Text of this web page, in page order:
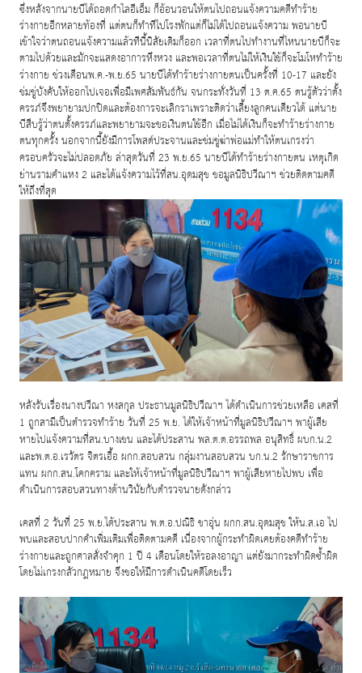
ซึ่งหลังจากนายบีได้ถอดกำไลอีเอ็ม ก็อ้อนวอนให้ตนไปถอนแจ้งความคดีทำร้าย
ร่างกายอีกหลายท้องที่ แต่ตนก็ทำทีไปโรงพักแต่ก็ไม่ได้ไปถอนแจ้งความ พอนายบี
เข้าใจว่าตนถอนแจ้งความแล้วทีนี้นิสัยเดิมก็ออก เวลาที่ตนไปทำงานที่ไหนนายบีก็จะ
ตามไปด้วยและมักจะแสดงอาการหึงหวง และพอเวลาที่ตนไม่ให้เงินใช้ก็จะโมโหทำร้าย
ร่างกาย ช่วงเดือนพ.ค.-พ.ย.65 นายบีได้ทำร้ายร่างกายตนเป็นครั้งที่ 10-17 และยัง
ข่มขู่บังคับให้ออกไปเจอเพื่อมีเพศสัมพันธ์กัน จนกระทั่งวันที่ 13 ต.ค.65 ตนรู้ตัวว่าตั้ง
ครรภ์จึงพยายามปกปิดและต้องการจะเลิกราเพราะติดว่าเลี้ยงลูกคนเดียวได้ แต่นาย
บีสืบรู้ว่าตนตั้งครรภ์และพยายามจะขอเงินตนใช้อีก เมื่อไม่ได้เงินก็จะทำร้ายร่างกาย
ตนทุกครั้ง นอกจากนี้ยังมีการโพสต์ประจานและข่มขู่ฆ่าพ่อแม่ทำให้ตนเกรงว่า
ครอบครัวจะไม่ปลอดภัย ล่าสุดวันที่ 23 พ.ย.65 นายบีได้ทำร้ายร่างกายตน เหตุเกิด
ย่านรามคำแหง2 และได้แจ้งความไว้ที่สน.อุดมสุข ขอมูลนิธิปวีณาฯ ช่วยติดตามคดี
ให้ถึงที่สุด
หลังรับเรื่องนางปวีณา หงสกุล ประธานมูลนิธิปวีณาฯ ได้ดำเนินการช่วยเหลือ เคสที่
1 ถูกสามีเป็นตำรวจทำร้าย วันที่ 25 พ.ย.ได้ให้เจ้าหน้าที่มูลนิธิปวีณาฯ พาผู้เสีย
หายไปแจ้งความที่สน.บางเขน และได้ประสาน พล.ต.ต.อรรถพล อนุสิทธิ์ ผบก.น.2
และพ.ต.อ.เรวัตร จิตรเอื้อ ผกก.สอบสวน กลุ่มงานสอบสวน บก.น.2 รักษาราชการ
แทน ผกก.สน.โคกคราม และให้เจ้าหน้าที่มูลนิธิปวีณาฯ พาผู้เสียหายไปพบ เพื่อ
ดำเนินการสอบสวนทางด้านวินัยกับตำรวจนายดังกล่าว
เคสที่ 2 วันที่ 25 พ.ย.ได้ประสาน พ.ต.อ.ปณิธิ ชาอุ่น ผกก.สน.อุดมสุข ให้น.ส.เอ ไป
พบและสอบปากคำเพิ่มเติมเพื่อติดตามคดี เนื่องจากผู้กระทำผิดเคยต้องคดีทำร้าย
ร่างกายและถูกศาลสั่งจำคุก 1 ปี 4 เดือนโดยให้รอลงอาญา แต่ยังมากระทำผิดซ้ำผิด
โดยไม่เกรงกลัวกฎหมาย จึงขอให้มีการดำเนินคดีโดยเร็ว